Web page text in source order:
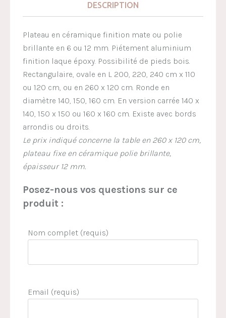
DESCRIPTION
Plateau en céramique finition mate ou polie
brillante en 6 ou 12 mm. Piétement aluminium
finition laque époxy. Possibilité de pieds bois.
Rectangulaire, ovale en L 200, 220, 240 cm x 110
ou 120 cm, ou en 260 x 120 cm. Ronde en
diamètre 140, 150, 160 cm. En version carrée 140 x
140, 150 x 150 ou 160 x 160 cm. Existe avec bords
arrondis ou droits.
Le prix indiqué concerne la table en 260 x 120 cm,
plateau fixe en céramique polie brillante,
épaisseur 12 mm.
Posez-nous vos questions sur ce
produit :
Nom complet (requis)
Email (requis)